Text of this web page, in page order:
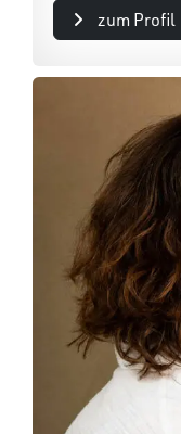
zum Profil